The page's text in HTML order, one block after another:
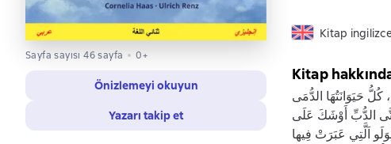
Sayfa sayısı 46 sayfa 0+
Önizlemeyi okuyun
Yazarı takip et
Kitap
Kitap
كُلُّ حَيَوَانَتُهَا الدُّمَى
حَتَّى الدُّبِّ أَوْشَكَ عَلَى
اَلَّتِي عَبَرَتْ فِيها